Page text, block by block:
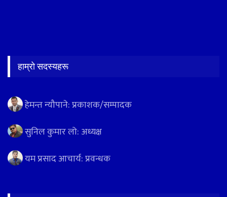
हाम्रो सदस्यहरू
हेमन्त न्यौपाने: प्रकाशक/सम्पादक
सुनिल कुमार लो: अध्यक्ष
यम प्रसाद आचार्य: प्रवन्धक